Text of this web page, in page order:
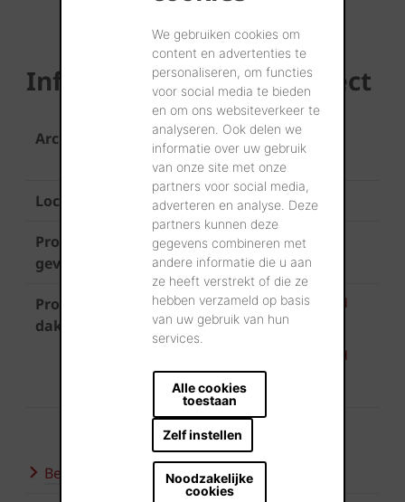
We gebruiken cookies om
content en advertenties te
personaliseren, om functies
voor social media te bieden
en om ons websiteverkeer te
analyseren. Ook delen we
informatie over uw gebruik
van onze site met onze
partners voor social media,
adverteren en analyse. Deze
partners kunnen deze
gegevens combineren met
andere informatie die u aan
ze heeft verstrekt of die ze
hebben verzameld op basis
van uw gebruik van hun
services.
Alle cookies
toestaan
Zelf instellen
Noodzakelijke
cookies
Informatie over het project
Architect
architecten Vanbecelaere en
Hauspie
Locatie Nieuwpoort
Product
gevel
Terca Agora Superwit
Product
dak
Koramic Tegelpan Elfino Duinzand
licht
Koramic Tegelpan Elfino Duinzand
donker
Bezoek onze showroom